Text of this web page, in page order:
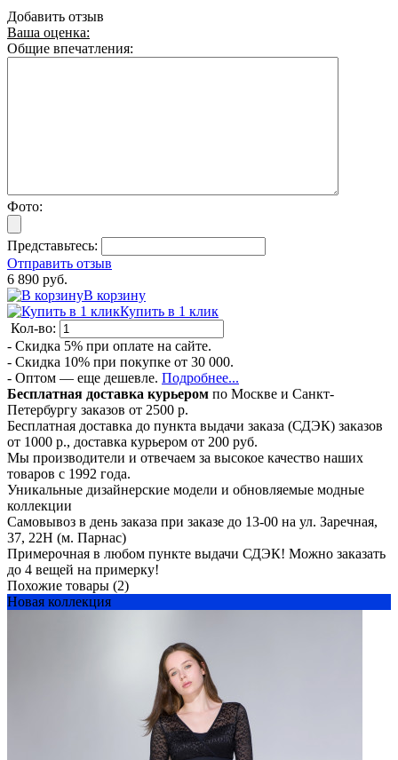
Добавить отзыв
Ваша оценка:
Общие впечатления:
Фото:
Представьтесь:
Отправить отзыв
6 890 руб.
В корзину
Купить в 1 клик
Кол-во:
- Скидка 5% при оплате на сайте.
- Скидка 10% при покупке от 30 000.
- Оптом — еще дешевле. Подробнее...
Бесплатная доставка курьером по Москве и Санкт-
Петербургу заказов от 2500 р.
Бесплатная доставка до пункта выдачи заказа (СДЭК) заказов
от 1000 р., доставка курьером от 200 руб.
Мы производители и отвечаем за высокое качество наших
товаров с 1992 года.
Уникальные дизайнерские модели и обновляемые модные
коллекции
Самовывоз в день заказа при заказе до 13-00 на ул. Заречная,
37, 22Н (м. Парнас)
Примерочная в любом пункте выдачи СДЭК! Можно заказать
до 4 вещей на примерку!
Похожие товары (2)
Новая коллекция